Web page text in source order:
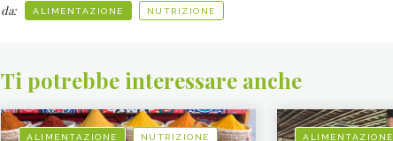
da: ALIMENTAZIONE NUTRIZIONE
Ti potrebbe interessare anche
ALIMENTAZIONE NUTRIZIONE ALIMENTAZIONE